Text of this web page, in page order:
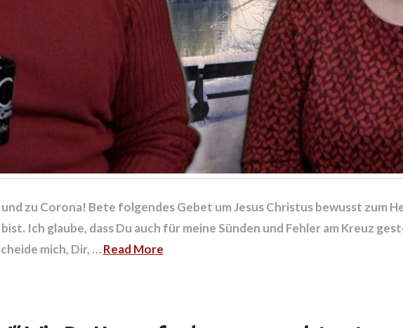
zu Corona! Bete folgendes Gebet um Jesus Christus bewusst zum
Ich glaube, dass Du auch für meine Sünden und Fehler am Kreuz
mich, Dir, …Read More